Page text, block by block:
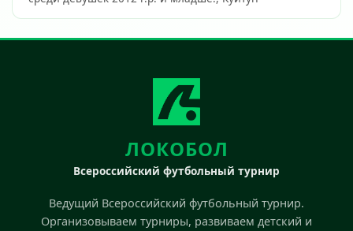
ЛОКОБОЛ
Всероссийский футбольный турнир
Ведущий Всероссийский футбольный турнир.
Организовываем турниры, развиваем детский и